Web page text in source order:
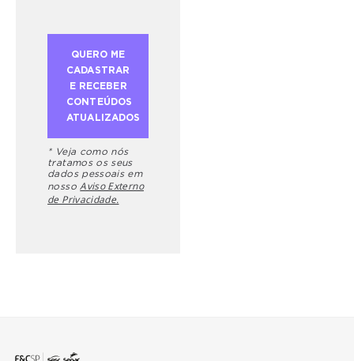
* Veja como nós
tratamos os seus
dados pessoais em
nosso Aviso Externo
de Privacidade.